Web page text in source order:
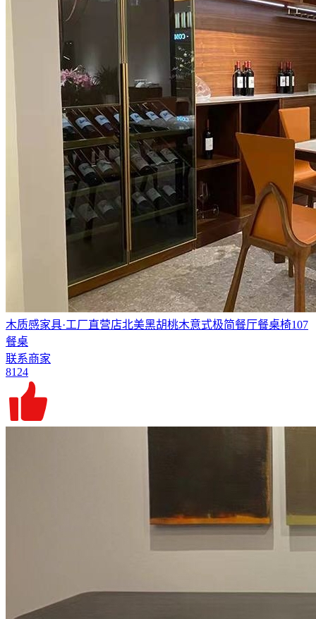
木质感家具·工厂直营店北美黑胡桃木意式极简餐厅餐桌椅107
餐桌
联系商家
8124